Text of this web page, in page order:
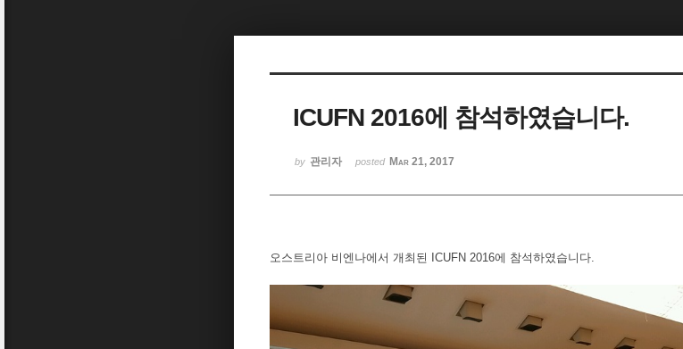
ICUFN 2016에 참석하였습니다.
by 관리자 posted Mar 21, 2017
오스트리아 비엔나에서 개최된 ICUFN 2016에 참석하였습니다.
Sketchbook5, 스케치북5
Sketchbook5, 스케치북5